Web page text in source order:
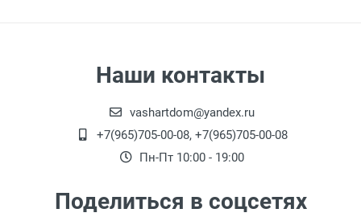
Наши контакты
vashartdom@yandex.ru
+7(965)705-00-08, +7(965)705-00-08
Пн-Пт 10:00 - 19:00
Поделиться в соцсетях